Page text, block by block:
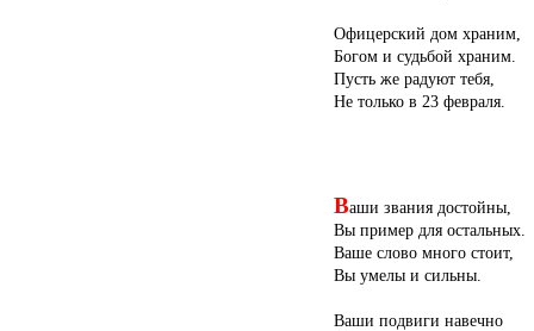
Офицерский дом храним,
Богом и судьбой храним.
Пусть же радуют тебя,
Не только в 23 февраля.
Ваши звания достойны,
Вы пример для остальных.
Ваше слово много стоит,
Вы умелы и сильны.
Ваши подвиги навечно